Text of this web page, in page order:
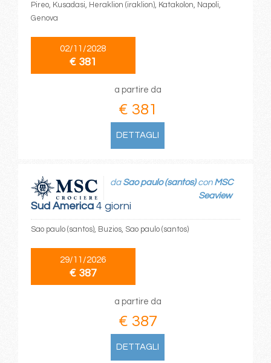
Pireo, Kusadasi, Heraklion (iraklion), Katakolon, Napoli,
Genova
02/11/2028
€ 381
a partire da
€ 381
DETTAGLI
Sud America4 giorni
da Sao paulo (santos)con MSC
Seaview
Sao paulo (santos), Buzios, Sao paulo (santos)
29/11/2026
€ 387
a partire da
€ 387
DETTAGLI